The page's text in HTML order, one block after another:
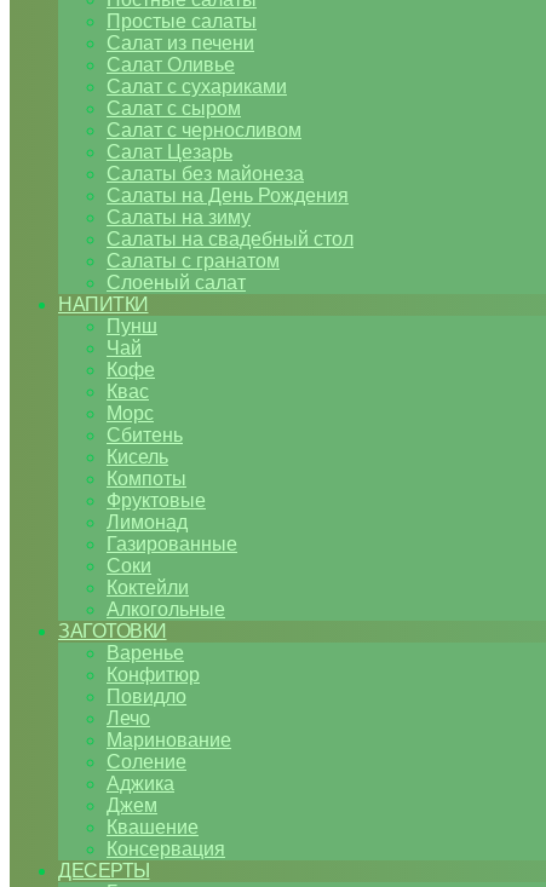
Простые салаты
Салат из печени
Салат Оливье
Салат с сухариками
Салат с сыром
Салат с черносливом
Салат Цезарь
Салаты без майонеза
Салаты на День Рождения
Салаты на зиму
Салаты на свадебный стол
Салаты с гранатом
Слоеный салат
НАПИТКИ
Пунш
Чай
Кофе
Квас
Морс
Сбитень
Кисель
Компоты
Фруктовые
Лимонад
Газированные
Соки
Коктейли
Алкогольные
ЗАГОТОВКИ
Варенье
Конфитюр
Повидло
Лечо
Маринование
Соление
Аджика
Джем
Квашение
Консервация
ДЕСЕРТЫ